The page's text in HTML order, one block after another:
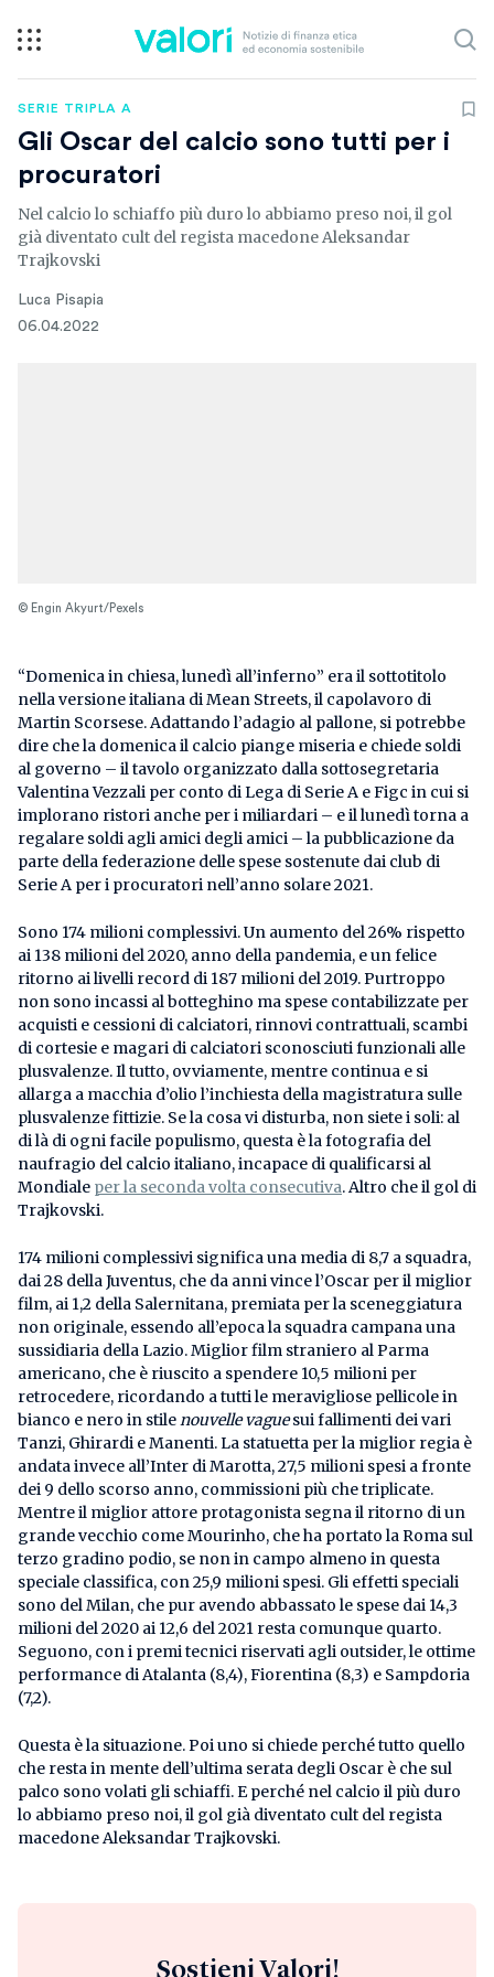
SERIE TRIPLA A
Gli Oscar del calcio sono tutti per i
procuratori
Nel calcio lo schiaffo più duro lo abbiamo preso noi, il gol
già diventato cult del regista macedone Aleksandar
Trajkovski
Luca Pisapia
06.04.2022
© Engin Akyurt/Pexels
“Domenica in chiesa, lunedì all’inferno” era il sottotitolo
nella versione italiana di Mean Streets, il capolavoro di
Martin Scorsese. Adattando l’adagio al pallone, si potrebbe
dire che la domenica il calcio piange miseria e chiede soldi
al governo – il tavolo organizzato dalla sottosegretaria
Valentina Vezzali per conto di Lega di Serie A e Figc in cui si
implorano ristori anche per i miliardari – e il lunedì torna a
regalare soldi agli amici degli amici – la pubblicazione da
parte della federazione delle spese sostenute dai club di
Serie A per i procuratori nell’anno solare 2021.
Sono 174 milioni complessivi. Un aumento del 26% rispetto
ai 138 milioni del 2020, anno della pandemia, e un felice
ritorno ai livelli record di 187 milioni del 2019. Purtroppo
non sono incassi al botteghino ma spese contabilizzate per
acquisti e cessioni di calciatori, rinnovi contrattuali, scambi
di cortesie e magari di calciatori sconosciuti funzionali alle
plusvalenze. Il tutto, ovviamente, mentre continua e si
allarga a macchia d’olio l’inchiesta della magistratura sulle
plusvalenze fittizie. Se la cosa vi disturba, non siete i soli: al
di là di ogni facile populismo, questa è la fotografia del
naufragio del calcio italiano, incapace di qualificarsi al
Mondiale per la seconda volta consecutiva. Altro che il gol di
Trajkovski.
174 milioni complessivi significa una media di 8,7 a squadra,
dai 28 della Juventus, che da anni vince l’Oscar per il miglior
film, ai 1,2 della Salernitana, premiata per la sceneggiatura
non originale, essendo all’epoca la squadra campana una
sussidiaria della Lazio. Miglior film straniero al Parma
americano, che è riuscito a spendere 10,5 milioni per
retrocedere, ricordando a tutti le meravigliose pellicole in
bianco e nero in stilenouvelle vaguesui fallimenti dei vari
Tanzi, Ghirardi e Manenti. La statuetta per la miglior regia è
andata invece all’Inter di Marotta, 27,5 milioni spesi a fronte
dei 9 dello scorso anno, commissioni più che triplicate.
Mentre il miglior attore protagonista segna il ritorno di un
grande vecchio come Mourinho, che ha portato la Roma sul
terzo gradino podio, se non in campo almeno in questa
speciale classifica, con 25,9 milioni spesi. Gli effetti speciali
sono del Milan, che pur avendo abbassato le spese dai 14,3
milioni del 2020 ai 12,6 del 2021 resta comunque quarto.
Seguono, con i premi tecnici riservati agli outsider, le ottime
performance di Atalanta (8,4), Fiorentina (8,3) e Sampdoria
(7,2).
Questa è la situazione. Poi uno si chiede perché tutto quello
che resta in mente dell’ultima serata degli Oscar è che sul
palco sono volati gli schiaffi. E perché nel calcio il più duro
lo abbiamo preso noi, il gol già diventato cult del regista
macedone Aleksandar Trajkovski.
Sostieni Valori!